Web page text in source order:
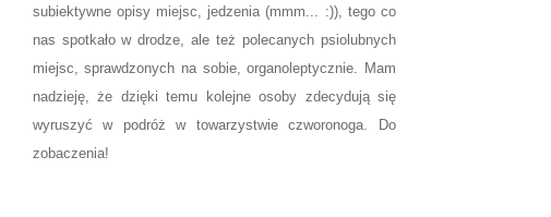
subiektywne opisy miejsc, jedzenia (mmm... :)), tego co
nas spotkało w drodze, ale też polecanych psiolubnych
miejsc, sprawdzonych na sobie, organoleptycznie. Mam
nadzieję, że dzięki temu kolejne osoby zdecydują się
wyruszyć w podróż w towarzystwie czworonoga. Do
zobaczenia!